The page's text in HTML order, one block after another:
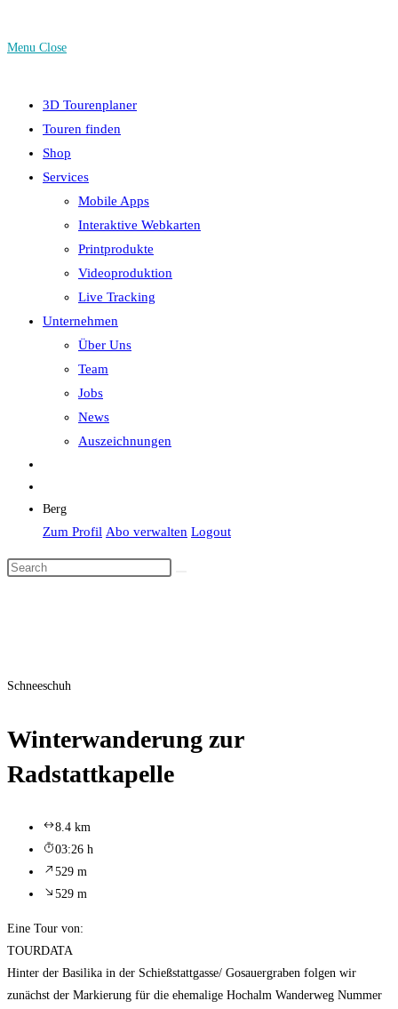
Menu Close
3D Tourenplaner
Touren finden
Shop
Services
Mobile Apps
Interaktive Webkarten
Printprodukte
Videoproduktion
Live Tracking
Unternehmen
Über Uns
Team
Jobs
News
Auszeichnungen
Berg
Zum Profil Abo verwalten Logout
Schneeschuh
Winterwanderung zur
Radstattkapelle
8.4 km
03:26 h
529 m
529 m
Eine Tour von:
TOURDATA
Hinter der Basilika in der Schießstattgasse/ Gosauergraben folgen wir
zunächst der Markierung für die ehemalige Hochalm Wanderweg Nummer